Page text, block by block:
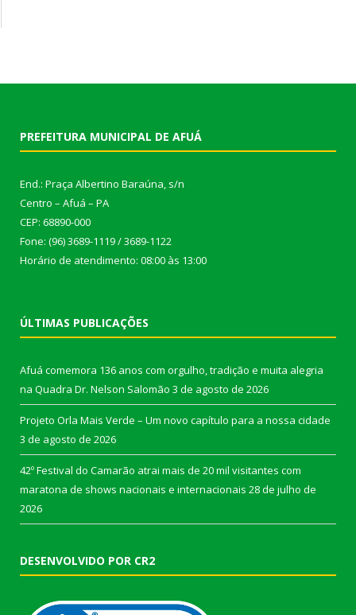
PREFEITURA MUNICIPAL DE AFUÁ
End.: Praça Albertino Baraúna, s/n
Centro – Afuá – PA
CEP: 68890-000
Fone: (96) 3689-1119 / 3689-1122
Horário de atendimento: 08:00 às 13:00
ÚLTIMAS PUBLICAÇÕES
Afuá comemora 136 anos com orgulho, tradição e muita alegria
na Quadra Dr. Nelson Salomão 3 de agosto de 2026
Projeto Orla Mais Verde – Um novo capítulo para a nossa cidade
3 de agosto de 2026
42º Festival do Camarão atrai mais de 20 mil visitantes com
maratona de shows nacionais e internacionais 28 de julho de
2026
DESENVOLVIDO POR CR2